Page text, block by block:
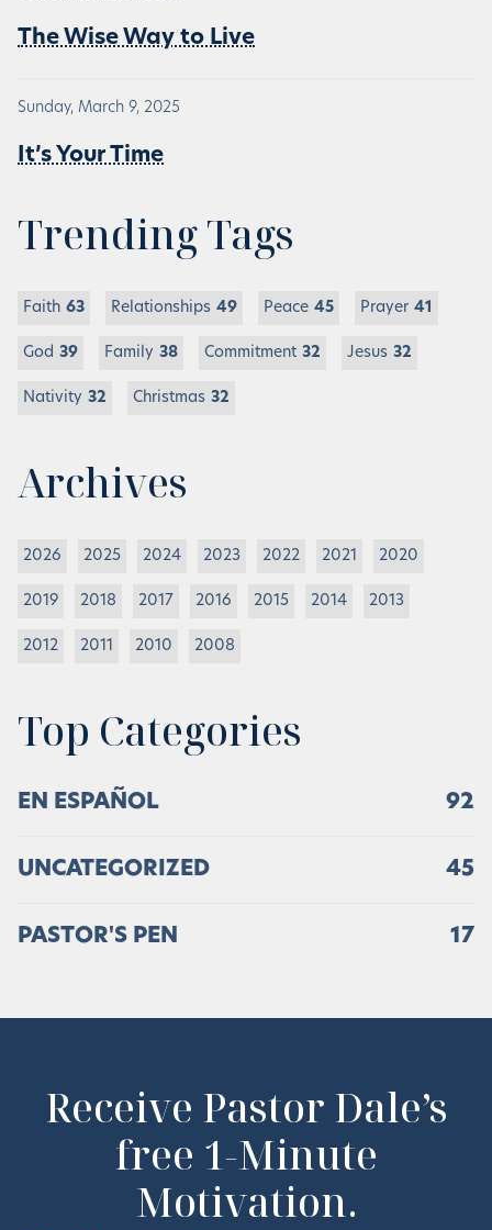
The Wise Way to Live
Sunday, March 9, 2025
It’s Your Time
Trending Tags
Faith 63 Relationships 49 Peace 45 Prayer 41
God 39 Family 38 Commitment 32 Jesus 32
Nativity 32 Christmas 32
Archives
2026 2025 2024 2023 2022 2021 2020
2019 2018 2017 2016 2015 2014 2013
2012 2011 2010 2008
Top Categories
EN ESPAÑOL 92
UNCATEGORIZED 45
PASTOR'S PEN 17
Receive Pastor Dale’s
free 1-Minute
Motivation.